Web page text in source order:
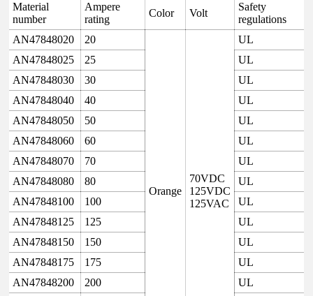
Material
number
Ampere
rating
Color Volt
Safety
regulations
AN47848020
20
Orange
70VDC
125VDC
125VAC
UL
AN47848025
25
UL
AN47848030
30
UL
AN47848040
40
UL
AN47848050
50
UL
AN47848060
60
UL
AN47848070
70
UL
AN47848080
80
UL
AN47848100
100
UL
AN47848125
125
UL
AN47848150
150
UL
AN47848175
175
UL
AN47848200
200
UL